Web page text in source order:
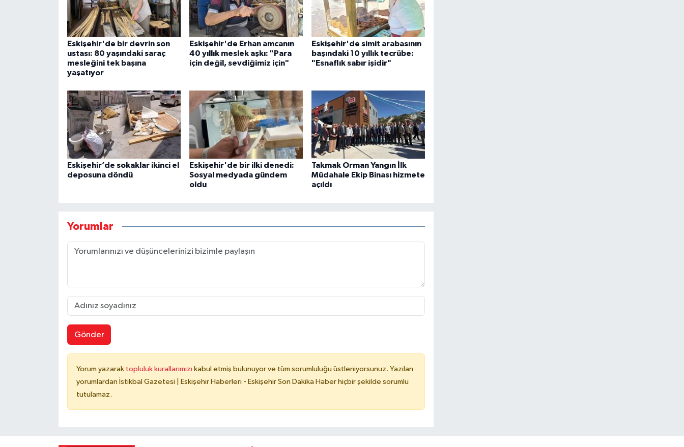
Eskişehir'de bir devrin son
ustası: 80 yaşındaki saraç
mesleğini tek başına
yaşatıyor
Eskişehir'de Erhan amcanın
40 yıllık meslek aşkı: "Para
için değil, sevdiğimiz için"
Eskişehir'de simit arabasının
başındaki 10 yıllık tecrübe:
"Esnaflık sabır işidir"
Eskişehir’de sokaklar ikinci el
deposuna döndü
Eskişehir'de bir ilki denedi:
Sosyal medyada gündem
oldu
Takmak Orman Yangın İlk
Müdahale Ekip Binası hizmete
açıldı
Yorumlar
Gönder
Yorum yazarak topluluk kurallarımızı kabul etmiş bulunuyor ve tüm sorumluluğu üstleniyorsunuz. Yazılan
yorumlardan İstikbal Gazetesi | Eskişehir Haberleri - Eskişehir Son Dakika Haber hiçbir şekilde sorumlu
tutulamaz.